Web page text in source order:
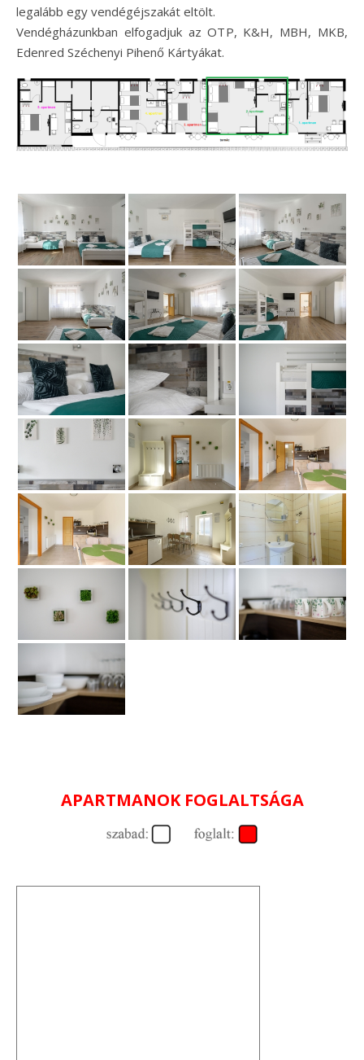
legalább egy vendégéjszakát eltölt.
Vendégházunkban elfogadjuk az OTP, K&H, MBH, MKB,
Edenred Széchenyi Pihenő Kártyákat.
APARTMANOK FOGLALTSÁGA